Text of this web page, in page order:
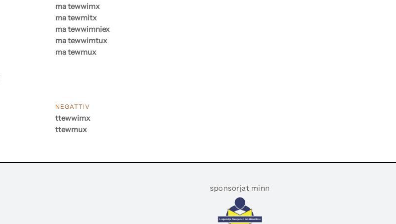
ma tewwimx
ma tewmitx
ma tewwimniex
ma tewwimtux
ma tewmux
NEGATTIV
ttewwimx
ttewmux
sponsorjat minn